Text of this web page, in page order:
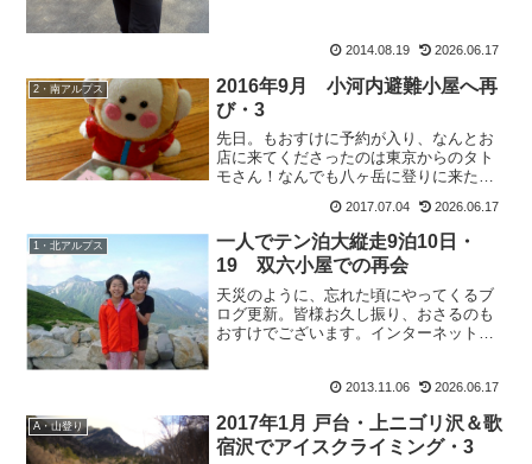
2014.08.19 2026.06.17
2・南アルプス
2016年9月 小河内避難小屋へ再
び・3
先日。もおすけに予約が入り、なんとお
店に来てくださったのは東京からのタト
モさん！なんでも八ヶ岳に登りに来たつ
か。遠く、しかも疲れていらっしゃる所
からお立ち寄り頂きありがとうございま
す～！精一杯、施術させて頂...
2017.07.04 2026.06.17
1・北アルプス
一人でテン泊大縦走9泊10日・
19 双六小屋での再会
天災のように、忘れた頃にやってくるブ
ログ更新。皆様お久し振り、おさるのも
おすけでございます。インターネットを
こっているとか。これによって電磁波や
2013.11.06 2026.06.17
A・山登り
2017年1月 戸台・上ニゴリ沢＆歌
宿沢でアイスクライミング・3